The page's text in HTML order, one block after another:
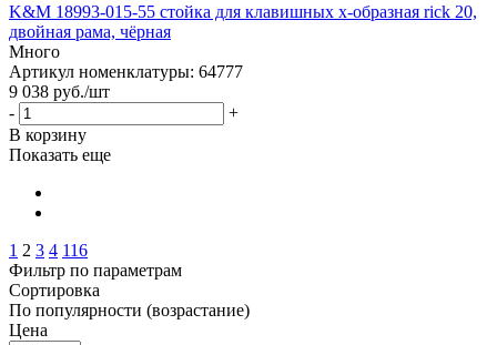
K&M 18993-015-55 стойка для клавишных х-образная rick 20,
двойная рама, чёрная
Много
Артикул номенклатуры: 64777
9 038 руб./шт
-
+
В корзину
Показать еще
1 2 3 4 116
Фильтр по параметрам
Сортировка
По популярности (возрастание)
Цена